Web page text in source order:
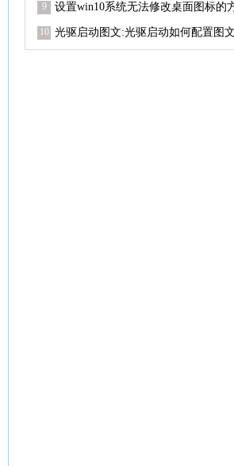
9 设置win10系统无法修改桌面图标的
10 光驱启动图文:光驱启动如何配置图文